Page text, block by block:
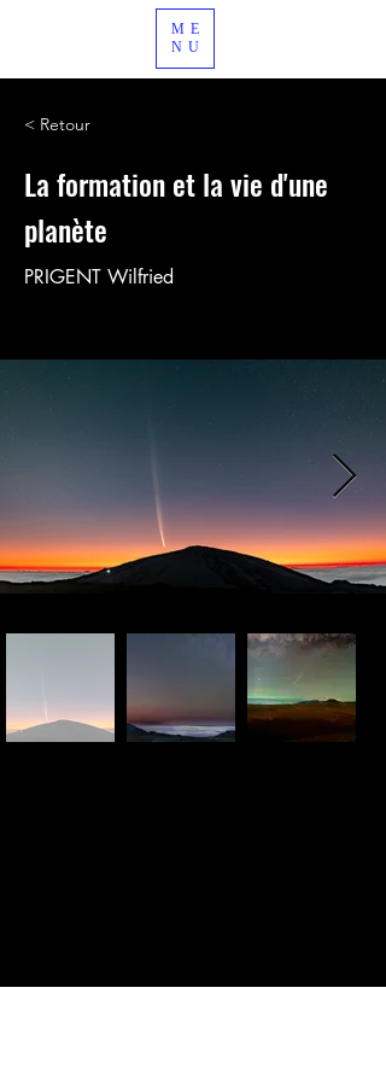
ME
NU
< Retour
La formation et la vie d'une
planète
PRIGENT Wilfried